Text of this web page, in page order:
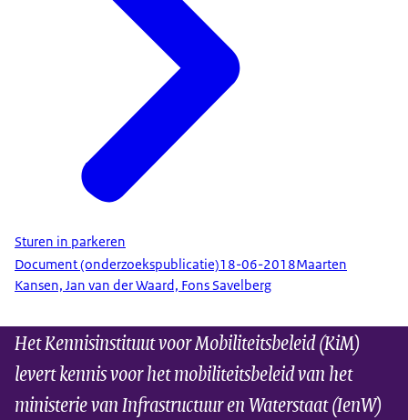
Sturen in parkeren
Document (onderzoekspublicatie)18-06-2018Maarten
Kansen, Jan van der Waard, Fons Savelberg
Het Kennisinstituut voor Mobiliteitsbeleid (KiM)
levert kennis voor het mobiliteitsbeleid van het
ministerie van Infrastructuur en Waterstaat (IenW)